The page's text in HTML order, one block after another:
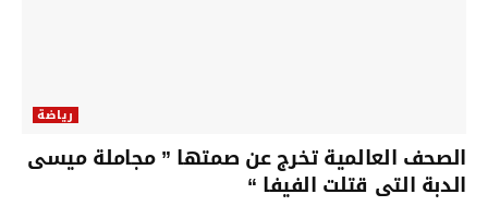
رياضة
الصحف العالمية تخرج عن صمتها ” مجاملة ميسى
الدبة التى قتلت الفيفا “